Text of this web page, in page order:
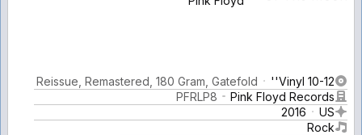
Vinyl 10-12''
Reissue, Remastered, 180 Gram, Gatefold
Pink Floyd Records
PFRLP8
US
2016
Rock